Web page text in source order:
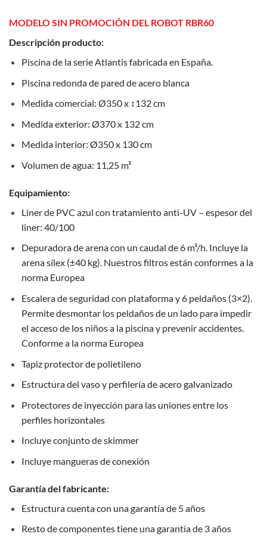
MODELO SIN PROMOCIÓN DEL ROBOT RBR60
Descripción producto:
Piscina de la serie Atlantis fabricada en España.
Piscina redonda de pared de acero blanca
Medida comercial: Ø350 x ↕132 cm
Medida exterior: Ø370 x 132 cm
Medida interior: Ø350 x 130 cm
Volumen de agua: 11,25 m³
Equipamiento:
Liner de PVC azul con tratamiento anti-UV – espesor del
liner: 40/100
Depuradora de arena con un caudal de 6 m³/h. Incluye la
arena sílex (±40 kg). Nuestros filtros están conformes a la
norma Europea
Escalera de seguridad con plataforma y 6 peldaños (3×2).
Permite desmontar los peldaños de un lado para impedir
el acceso de los niños a la piscina y prevenir accidentes.
Conforme a la norma Europea
Tapiz protector de polietileno
Estructura del vaso y perfilería de acero galvanizado
Protectores de inyección para las uniones entre los
perfiles horizontales
Incluye conjunto de skimmer
Incluye mangueras de conexión
Garantía del fabricante:
Estructura cuenta con una garantía de 5 años
Resto de componentes tiene una garantía de 3 años